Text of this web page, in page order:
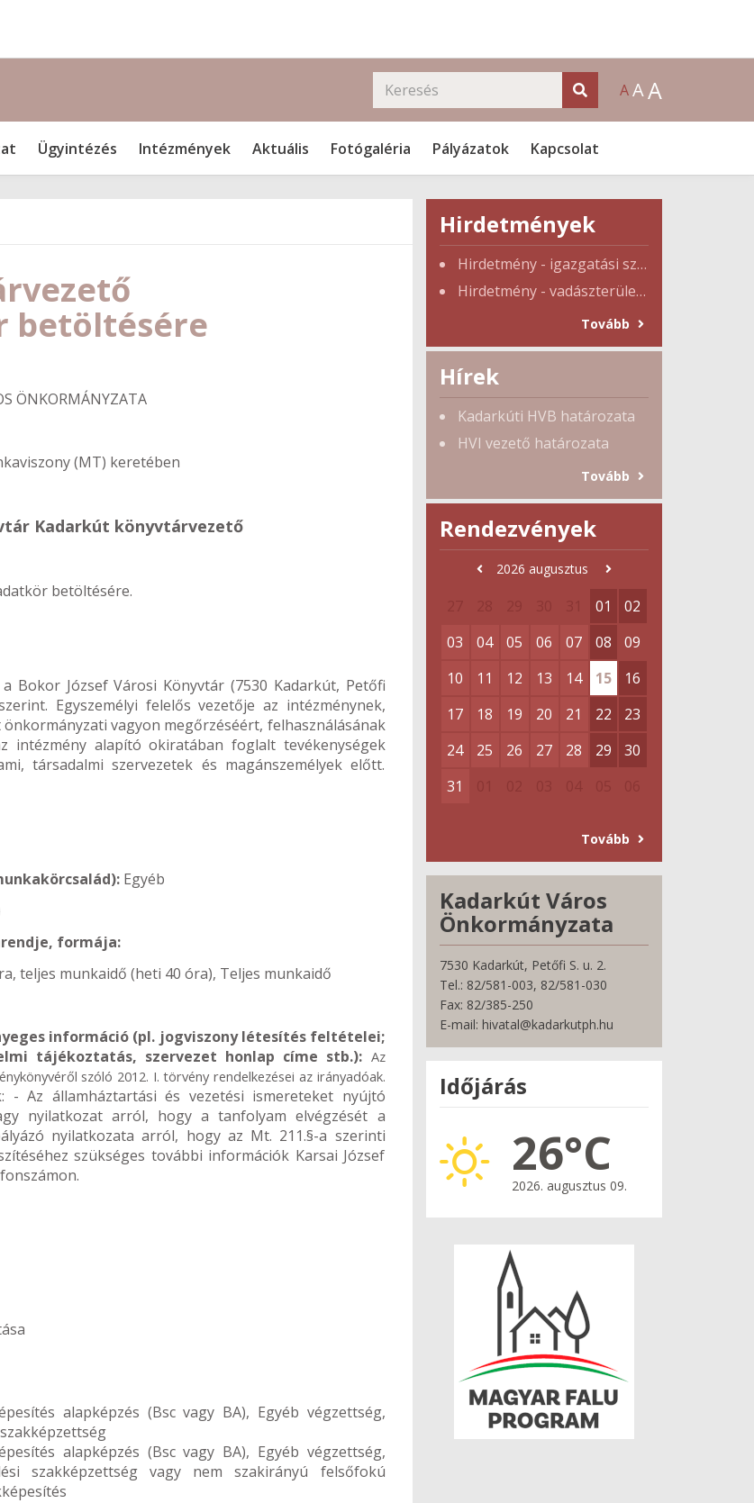
AAA
Ügyintézés Intézmények Aktuális Fotógaléria Pályázatok Kapcsolat
betöltésére
ÖNKORMÁNYZATA
(MT) keretében
Kadarkút könyvtárvezető
betöltésére.
a Bokor József Városi Könyvtár (7530 Kadarkút, Petőfi
Egyszemélyi felelős vezetője az intézménynek,
vagyon megőrzéséért, felhasználásának
intézmény alapító okiratában foglalt tevékenységek
társadalmi szervezetek és magánszemélyek előtt.
Egyéb
formája:
teljes munkaidő (heti 40 óra), Teljes munkaidő
információ (pl. jogviszony létesítés feltételei;
tájékoztatás, szervezet honlap címe stb.): Az
szóló 2012. I. törvény rendelkezései az irányadóak.
Az államháztartási és vezetési ismereteket nyújtó
nyilatkozat arról, hogy a tanfolyam elvégzését a
nyilatkozata arról, hogy az Mt. 211.§-a szerinti
szükséges további információk Karsai József
alapképzés (Bsc vagy BA), Egyéb végzettség,
alapképzés (Bsc vagy BA), Egyéb végzettség,
szakképzettség vagy nem szakirányú felsőfokú
Hirdetmények
Hirdetmény - igazgatási szünet
Hirdetmény - vadászterület tulajdonosi gyűlés
Tovább
Hírek
Kadarkúti HVB határozata
HVI vezető határozata
Tovább
Rendezvények
2026 augusztus
01
02
03
04 05 06 07 08
09
10
11 12 13 14 15
16
17
18 19 20 21 22
23
24
25 26 27 28 29
30
31
Tovább
Kadarkút Város
Önkormányzata
7530 Kadarkút, Petőfi S. u. 2.
Tel.: 82/581-003, 82/581-030
Fax: 82/385-250
E-mail: hivatal@kadarkutph.hu
Időjárás
26°C
2026. augusztus 09.